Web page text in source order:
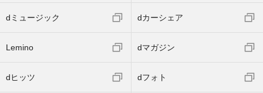
dミュージック dカーシェア
Lemino dマガジン
dヒッツ dフォト